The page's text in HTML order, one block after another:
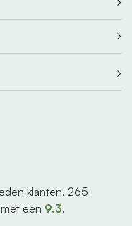
klanten. 265
een 9.3.